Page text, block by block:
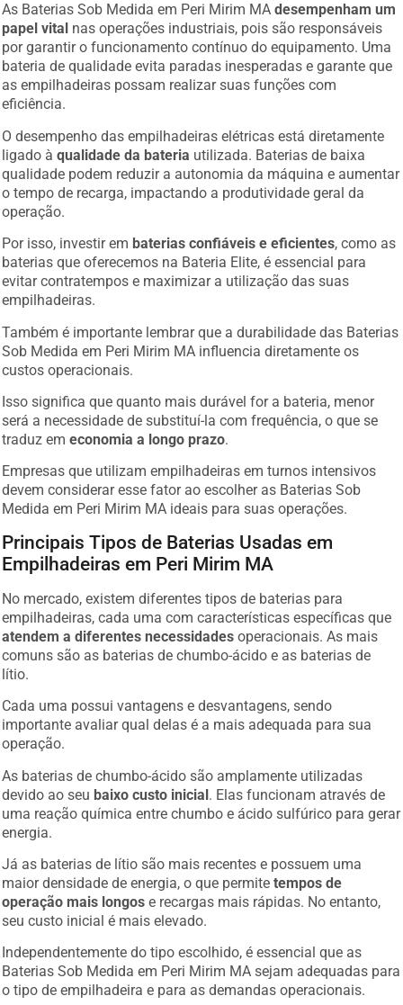
As Baterias Sob Medida em Peri Mirim MAdesempenham um
papel vital nas operações industriais, pois são responsáveis
por garantir o funcionamento contínuo do equipamento. Uma
bateria de qualidade evita paradas inesperadas e garante que
as empilhadeiras possam realizar suas funções com
eficiência.
O desempenho das empilhadeiras elétricas está diretamente
ligado àqualidade da bateria utilizada. Baterias de baixa
qualidade podem reduzir a autonomia da máquina e aumentar
o tempo de recarga, impactando a produtividade geral da
operação.
Por isso, investir em baterias confiáveis e eficientes, como as
baterias que oferecemos na Bateria Elite, é essencial para
evitar contratempos e maximizar a utilização das suas
empilhadeiras.
Também é importante lembrar que a durabilidade das Baterias
Sob Medida em Peri Mirim MA influencia diretamente os
custos operacionais.
Isso significa que quanto mais durável for a bateria, menor
será a necessidade de substituí-la com frequência, o que se
traduz emeconomia a longo prazo.
Empresas que utilizam empilhadeiras em turnos intensivos
devem considerar esse fator ao escolher as Baterias Sob
Medida em Peri Mirim MA ideais para suas operações.
Principais Tipos de Baterias Usadas em
Empilhadeiras em Peri Mirim MA
No mercado, existem diferentes tipos de baterias para
empilhadeiras, cada uma com características específicas que
atendem a diferentes necessidades operacionais. As mais
comuns são as baterias de chumbo-ácido e as baterias de
lítio.
Cada uma possui vantagens e desvantagens, sendo
importante avaliar qual delas é a mais adequada para sua
operação.
As baterias de chumbo-ácido são amplamente utilizadas
devido ao seu baixo custo inicial. Elas funcionam através de
uma reação química entre chumbo e ácido sulfúrico para gerar
energia.
Já as baterias de lítio são mais recentes e possuem uma
maior densidade de energia, o que permitetempos de
operação mais longos e recargas mais rápidas. No entanto,
seu custo inicial é mais elevado.
Independentemente do tipo escolhido, é essencial que as
Baterias Sob Medida em Peri Mirim MA sejam adequadas para
o tipo de empilhadeira e para as demandas operacionais.